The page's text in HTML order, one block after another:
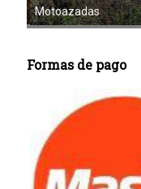
Motoazadas
Formas de pago